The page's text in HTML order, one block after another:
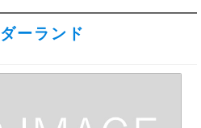
ーランド